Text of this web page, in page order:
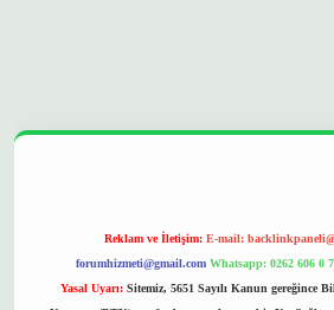
Reklam ve İletişim: E-mail:
forumhizmeti@gmail.com Whatsapp: 0262 606 0
Yasal Uyarı: Sitemiz, 5651 Sayılı Kanun gereğince